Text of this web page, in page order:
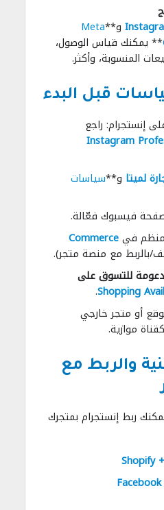
و**Meta
** يمكنك قياس الوصول،
المنسوبة، وأكثر.
قبل البدء
إنستجرام: راجع
Instagram
لميتا و**سياسات
فيسبوك فعّالة.
منظم فيCommerce
بالربط مع منصة متجر).
للتسوق على
Shopping
.
أو متجر خارجي
موازية.
والربط مع
ربط إنستجرام بمتجرك
Shopify